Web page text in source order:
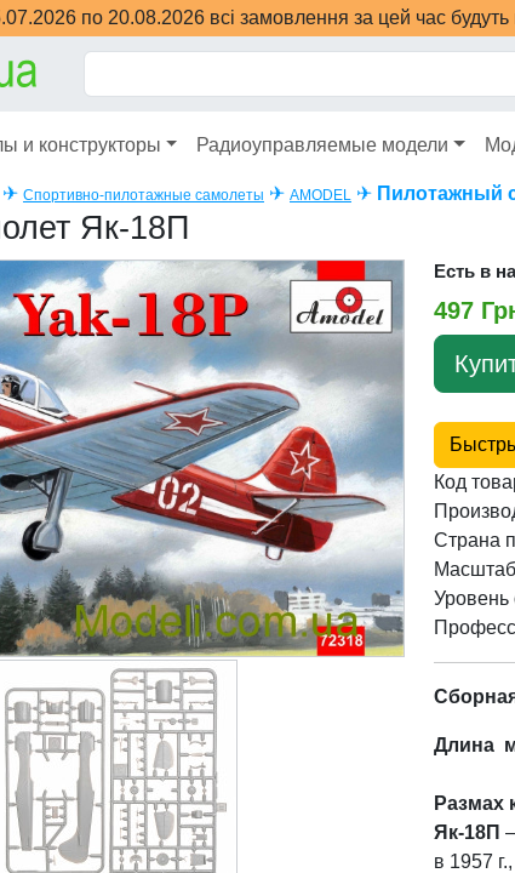
по 20.08.2026 всі замовлення за цей час
и конструкторы Радиоуправляемые модели
✈ Спортивно-пилотажные самолеты ✈ AMODEL ✈ Пилотажный
Як-18П
Есть в
497
Код
Страна
Уровень
Длина
Размах
Як-18П
в 1957